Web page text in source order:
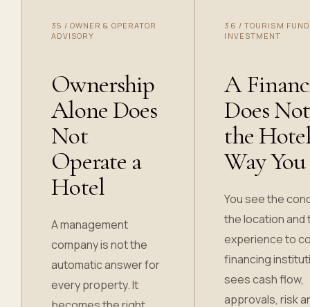
35 / OWNER & OPERATOR
ADVISORY
Ownership
Alone Does
Not
Operate a
Hotel
A management
company is not the
automatic answer for
every property. It
36 / TOURISM
INVESTMENT
A
Does
the
Way
You see the
the location and
experience to
financing
sees cash flow,
approvals, risk